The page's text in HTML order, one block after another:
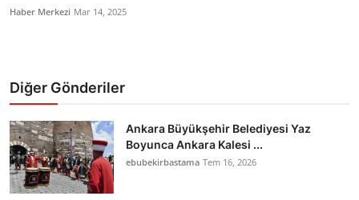
Haber Merkezi Mar 14, 2025
Diğer Gönderiler
Ankara Büyükşehir Belediyesi Yaz
Boyunca Ankara Kalesi ...
ebubekirbastama Tem 16, 2026